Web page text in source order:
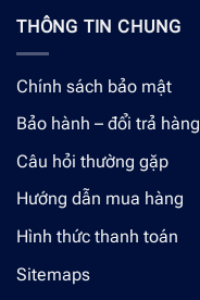
THÔNG TIN CHUNG
Chính sách bảo mật
Bảo hành – đổi trả hàng
Câu hỏi thường gặp
Hướng dẫn mua hàng
Hình thức thanh toán
Sitemaps